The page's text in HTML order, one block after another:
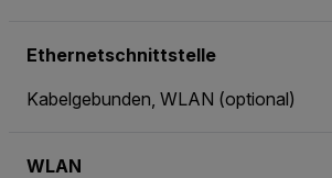
Ethernetschnittstelle
Kabelgebunden, WLAN (optional)
WLAN